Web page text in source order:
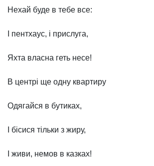
Нехай буде в тебе все:
І пентхаус, і прислуга,
Яхта власна геть несе!
В центрі ще одну квартиру
Одягайся в бутиках,
І бісися тільки з жиру,
І живи, немов в казках!